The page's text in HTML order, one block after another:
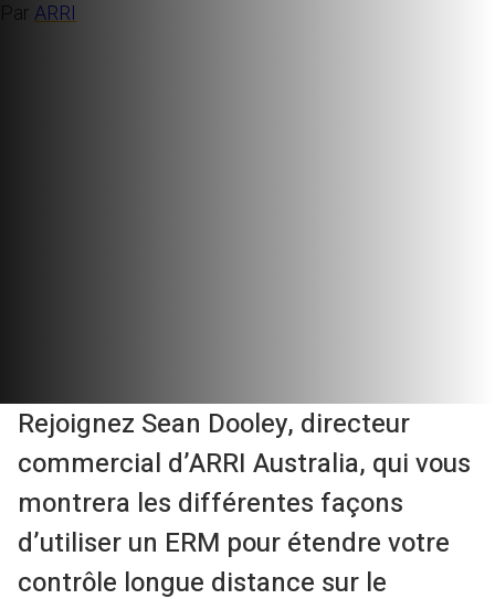
Par ARRI
Rejoignez Sean Dooley, directeur
commercial d’ARRI Australia, qui vous
montrera les différentes façons
d’utiliser un ERM pour étendre votre
contrôle longue distance sur le